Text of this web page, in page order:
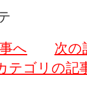
へ
次の
テゴリの記